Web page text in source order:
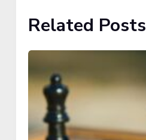
Related Posts